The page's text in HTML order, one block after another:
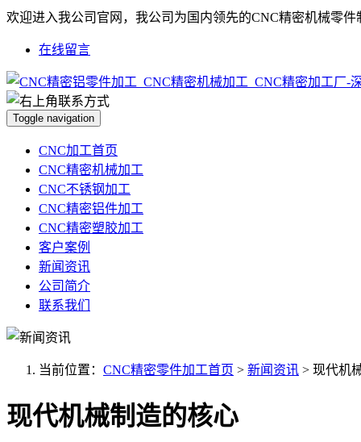
欢迎进入我公司官网，我公司为国内领先的CNC精密机械零件
在线留言
Toggle navigation
CNC加工首页
CNC精密机械加工
CNC不锈钢加工
CNC精密铝件加工
CNC精密塑胶加工
客户案例
新闻资讯
公司简介
联系我们
当前位置： CNC精密零件加工首页 > 新闻资讯 > 现代机
现代机械制造的核心